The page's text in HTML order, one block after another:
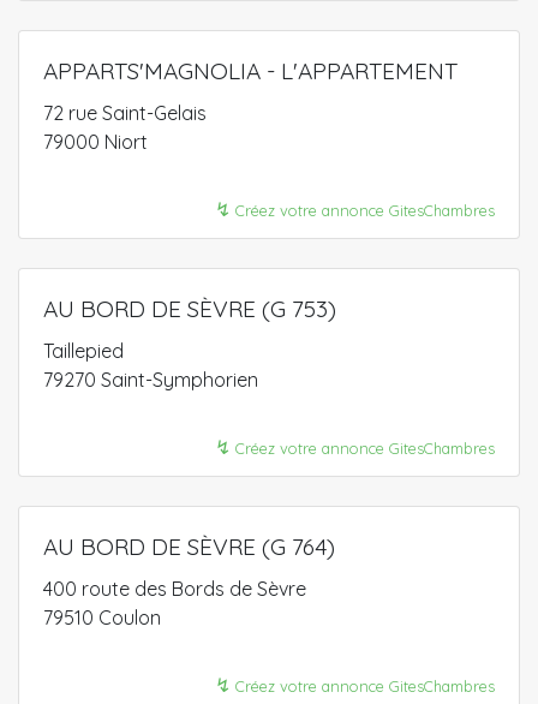
APPARTS'MAGNOLIA - L'APPARTEMENT
72 rue Saint-Gelais
79000 Niort
↯ Créez votre annonce GitesChambres
AU BORD DE SÈVRE (G 753)
Taillepied
79270 Saint-Symphorien
↯ Créez votre annonce GitesChambres
AU BORD DE SÈVRE (G 764)
400 route des Bords de Sèvre
79510 Coulon
↯ Créez votre annonce GitesChambres